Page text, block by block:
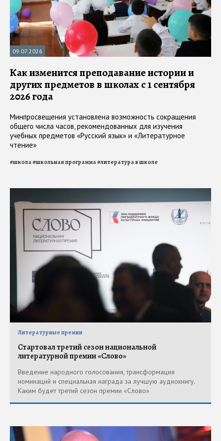
09.07.2026
Как изменится преподавание истории и
других предметов в школах с 1 сентября
2026 года
Минпросвещения установлена возможность сокращения
общего числа часов, рекомендованных для изучения
учебных предметов «Русский язык» и «Литературное
чтение»
#школа#школьная программа#литература в школе
Литературные премии
Стартовал третий сезон национальной
литературной премии «Слово»
Введение народного голосования, трансформация
номинаций и специальная награда за лучшую аудиокнигу.
Каким будет третий сезон премии «Слово»